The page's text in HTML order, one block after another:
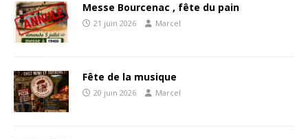
Messe Bourcenac , fête du pain
21 juin 2026 Marcel
Fête de la musique
20 juin 2026 Marcel